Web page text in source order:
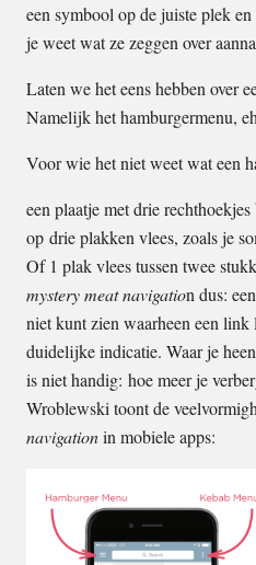
een symbool op de juiste plek
je weet wat ze zeggen over
Laten we het eens hebben over
Namelijk het hamburgermenu,
Voor wie het niet weet wat een
een plaatje met drie rechthoekjes
op drie plakken vlees, zoals je
Of 1 plak vlees tussen twee
mystery meat navigation dus:
niet kunt zien waarheen een
duidelijke indicatie. Waar je
is niet handig: hoe meer je
Wroblewski toont de
navigationin mobiele apps: